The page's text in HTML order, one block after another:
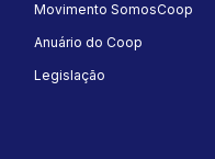
Movimento SomosCoop
Anuário do Coop
Legislação